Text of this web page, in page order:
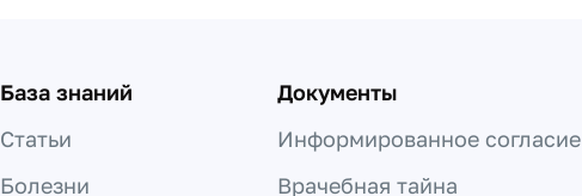
База знаний
Статьи
Болезни
Документы
Информированное согласие
Врачебная тайна